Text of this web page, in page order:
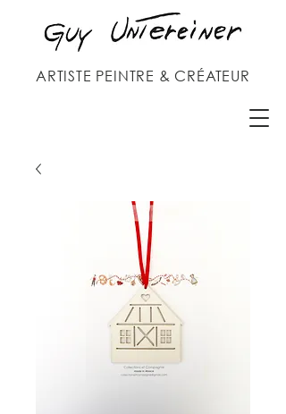
ARTISTE PEINTRE & CRÉATEUR